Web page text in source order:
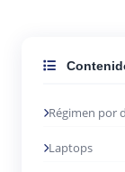
Régimen por
Laptops